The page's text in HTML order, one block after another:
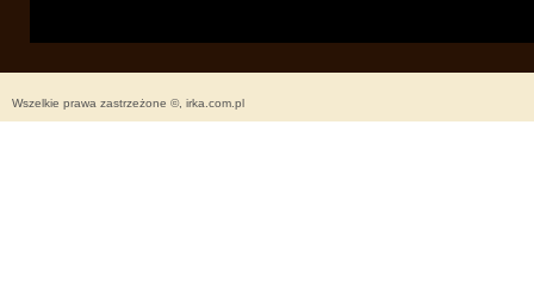
Wszelkie prawa zastrzeżone ©, irka.com.pl